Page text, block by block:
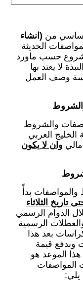
من ( انشاء
الحديثة
حسب ماورد
لا يعتد بها
وصف العمل
والشروط
العربي
وان لا يكون
بدأً
يوم الثلاثاء 07/07/2026 وحتى تاريخ الثلاثاء
الدوام الرسمي
الرسمية
بعد هذا
وبدفع قيمة
الموعد هو
المواصفات